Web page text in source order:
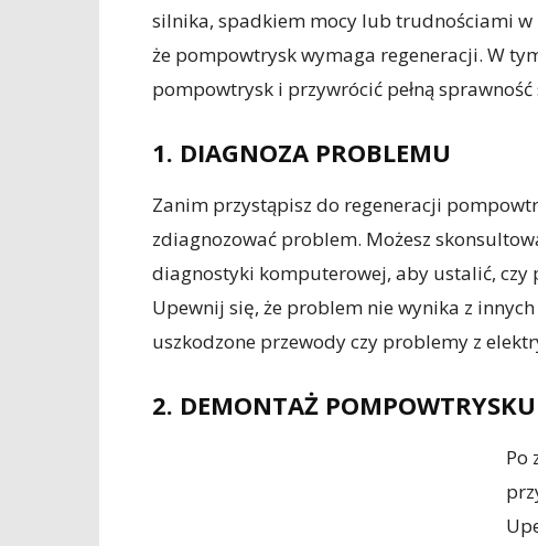
silnika, spadkiem mocy lub trudnościami
że pompowtrysk wymaga regeneracji. W
pompowtrysk i przywrócić pełną
1. DIAGNOZA PROBLEMU
Zanim przystąpisz do regeneracji
zdiagnozować problem. Możesz
diagnostyki komputerowej, aby ustalić,
Upewnij się, że problem nie wynika z
uszkodzone przewody czy problemy z
2. DEMONTAŻ POMPOWTRYSKU
Po